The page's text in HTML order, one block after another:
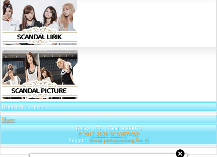
Banner & Partners
Share|
Today: 1551 | Total: 9660972
© 2012-2026 SCANDWAP
Support: tbwqi.pintupandang.biz.id